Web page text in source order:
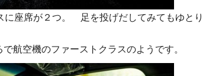
に座席が２つ。 足を投げだしてみてもゆとり
航空機のファーストクラスのようです。